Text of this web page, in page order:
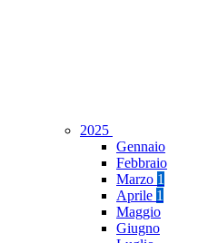
2025
Gennaio
Febbraio
Marzo 1
Aprile 1
Maggio
Giugno